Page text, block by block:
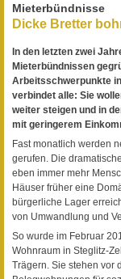
Mieterbündnisse
Dicke Bretter
In den letzten zwei
Mieterbündnissen
Arbeitsschwerpunkte
verbindet alle: Sie
weiter steigen und in
mit geringerem
Fast monatlich werden
gerufen. Die
eben immer mehr
Häuser früher eine
bürgerliche Lager
von Umwandlung und
So wurde im Februar
Wohnraum in Steglitz-
Trägern. Sie stehen vor